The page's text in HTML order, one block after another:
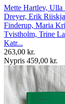
Mette Hartlev, Ulla
Dreyer, Erik
Finderup, Maria
Tvistholm, Trine
Katr...
263,00 kr.
Nypris 459,00 kr.